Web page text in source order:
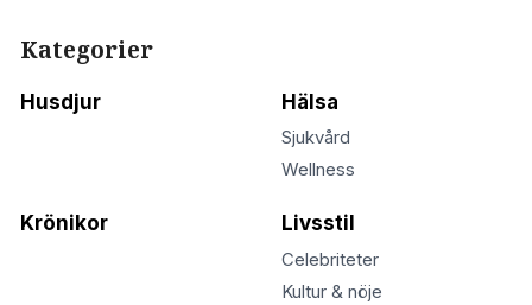
Kategorier
Husdjur Hälsa
Sjukvård
Wellness
Krönikor Livsstil
Celebriteter
Kultur & nöje